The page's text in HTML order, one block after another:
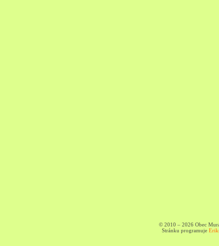
© 2010 – 2026 Obec
Stránku programuje